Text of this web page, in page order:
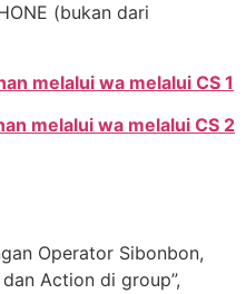
(bukan dari
melalui wa melalui CS 1
melalui wa melalui CS 2
Operator Sibonbon,
Action di group”,